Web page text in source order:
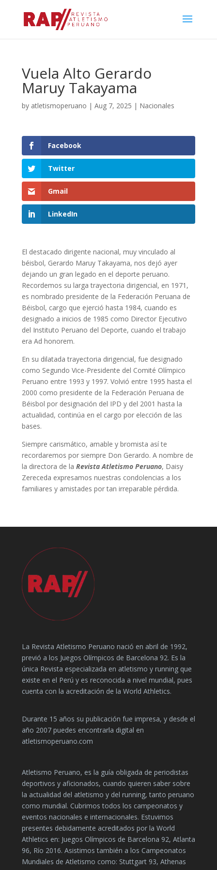
Vuela Alto Gerardo
Maruy Takayama
by atletismoperuano | Aug 7, 2025 | Nacionales
Facebook
Twitter
Gmail
LinkedIn
El destacado dirigente nacional, muy vinculado al
béisbol, Gerardo Maruy Takayama, nos dejó ayer
dejando un gran legado en el deporte peruano.
Recordemos su larga trayectoria dirigencial, en 1971,
es nombrado presidente de la Federación Peruana de
Béisbol, cargo que ejerció hasta 1984, cuando es
designado a inicios de 1985 como Director Ejecutivo
del Instituto Peruano del Deporte, cuando el trabajo
era Ad honorem.
En su dilatada trayectoria dirigencial, fue designado
como Segundo Vice-Presidente del Comité Olímpico
Peruano entre 1993 y 1997. Volvió entre 1995 hasta el
2000 como presidente de la Federación Peruana de
Béisbol por designación del IPD y del 2001 hasta la
actualidad, continúa en el cargo por elección de las
bases.
Siempre carismático, amable y bromista así te
recordaremos por siempre Don Gerardo. A nombre de
la directora de la Revista Atletismo Peruano, Daisy
Zereceda expresamos nuestras condolencias a los
familiares y amistades por tan irreparable pérdida.
La Revista Atletismo Peruano nació en abril de 1992,
previó a los Juegos Olímpicos de Barcelona 92. Es la
única Revista especializada en atletismo y running que
existe en el Perú y es reconocida a nivel mundial, pues
cuenta con la acreditación de la World Athletics.
Durante 15 años su publicación fue impresa, y desde el
año 2007 puedes encontrarla digital en
atletismoperuano.com
Atletismo Peruano, es la guía obligada de periodistas
deportivos y aficionados, cuando quieren saber sobre
la actualidad del atletismo y del running, tanto peruano
como mundial. Cubrimos todos los campeonatos y
eventos nacionales e internacionales. Estuvimos
presentes debidamente acreditados por la World
Athletics en: Juegos Olímpicos de Barcelona 92, Atlanta
96, Río 2016. Asistimos también a los Campeonatos
Mundiales de Atletismo como: Stuttgart 93, Athenas